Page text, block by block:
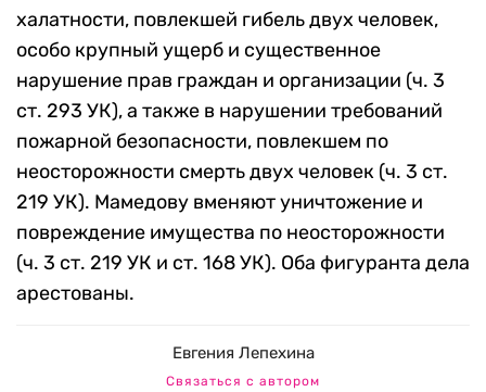
халатности, повлекшей гибель двух человек,
особо крупный ущерб и существенное
нарушение прав граждан и организации (ч. 3
ст. 293 УК), а также в нарушении требований
пожарной безопасности, повлекшем по
неосторожности смерть двух человек (ч. 3 ст.
219 УК). Мамедову вменяют уничтожение и
повреждение имущества по неосторожности
(ч. 3 ст. 219 УК и ст. 168 УК). Оба фигуранта дела
арестованы.
Евгения Лепехина
Связаться с автором